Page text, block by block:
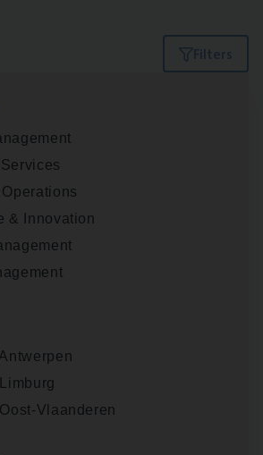
Filters
Operations
& Innovation
Vlaanderen
Manager
ana­lyst Part­ner in